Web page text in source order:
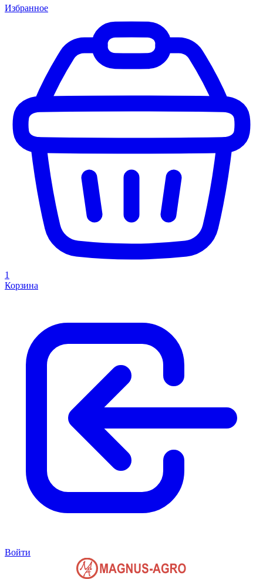
Избранное
1
Корзина
Войти